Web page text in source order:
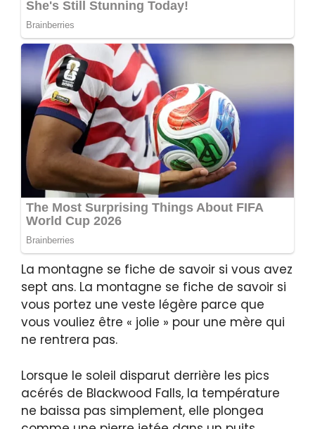
La montagne se fiche de savoir si vous avez
sept ans. La montagne se fiche de savoir si
vous portez une veste légère parce que
vous vouliez être « jolie » pour une mère qui
ne rentrera pas.
Lorsque le soleil disparut derrière les pics
acérés de Blackwood Falls, la température
ne baissa pas simplement, elle plongea